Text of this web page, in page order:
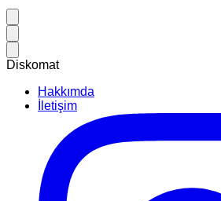
Diskomat
Hakkımda
İletişim